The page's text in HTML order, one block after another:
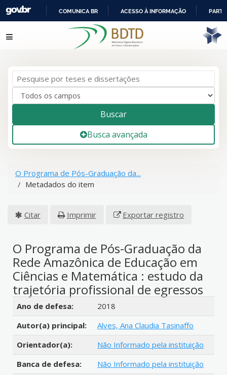
IR
PARA
COMUNICA BR ACESSO À INFORMAÇÃO
Pular para o conteúdo
Buscar
Busca avançada
O Programa de Pós-Graduação da...
Metadados do item
Citar Imprimir Exportar registro
O Programa de Pós-Graduação da
Rede Amazônica de Educação em
Ciências e Matemática : estudo da
trajetória profissional de egressos
Detalhes bibliográficos
Ano de defesa:
2018
Autor(a) principal:
Alves, Ana Claudia Tasinaffo
Orientador(a):
Não Informado pela instituição
Banca de defesa:
Não Informado pela instituição